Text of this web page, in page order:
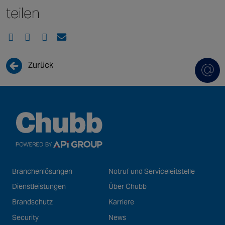
New Zealand
EUROPE
Austria
Germany
Ireland
Spain
United Kingdom
Switzerland
teilen
Zurück
Branchenlösungen
Dienstleistungen
Brandschutz
Security
Notruf und Serviceleitstelle
Über Chubb
Karriere
News